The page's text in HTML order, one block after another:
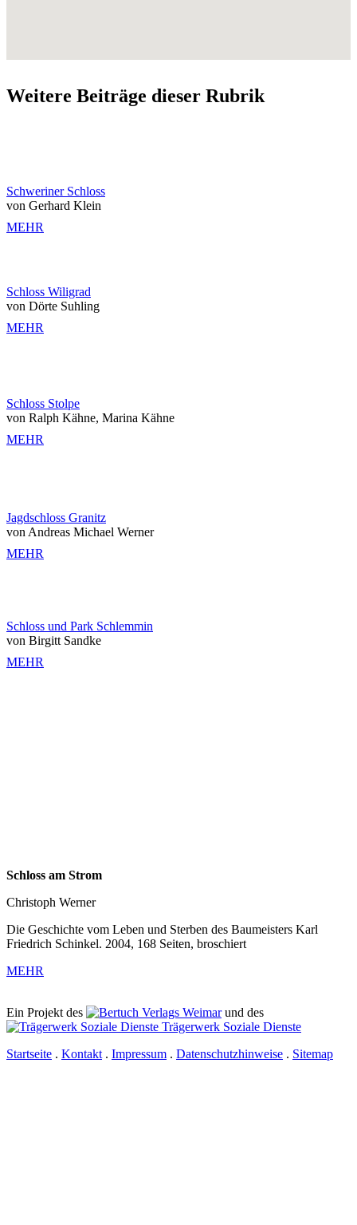
Weitere Beiträge dieser Rubrik
Schweriner Schloss
von Gerhard Klein
MEHR
Schloss Wiligrad
von Dörte Suhling
MEHR
Schloss Stolpe
von Ralph Kähne, Marina Kähne
MEHR
Jagdschloss Granitz
von Andreas Michael Werner
MEHR
Schloss und Park Schlemmin
von Birgitt Sandke
MEHR
Schloss am Strom
Christoph Werner
Die Geschichte vom Leben und Sterben des Baumeisters Karl
Friedrich Schinkel. 2004, 168 Seiten, broschiert
MEHR
Ein Projekt des Verlags Weimarund des
Trägerwerk Soziale Dienste
Startseite . Kontakt . Impressum . Datenschutzhinweise . Sitemap